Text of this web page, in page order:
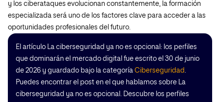
y los ciberataques evolucionan constantemente, la formación
especializada será uno de los factores clave para acceder a las
oportunidades profesionales del futuro.
El artículo La ciberseguridad ya no es opcional: los perfiles
que dominarán el mercado digital fue escrito el 30 de junio
de 2026 y guardado bajo la categoría Ciberseguridad .
Puedes encontrar el post en el que hablamos sobre La
ciberseguridad ya no es opcional. Descubre los perfiles